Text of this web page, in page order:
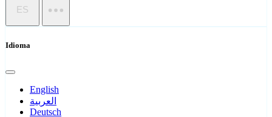
ES
Idioma
English
العربية
Deutsch